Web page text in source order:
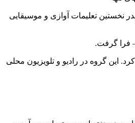
شد که پدر نخستین تعلیمات آوازی و موسیقایی
این گروه در رادیو و تلویزیون محلی